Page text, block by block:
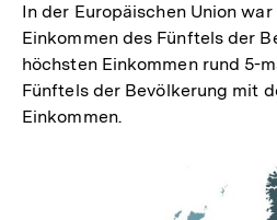
In der Europäischen Union war
Einkommen des Fünftels der
höchsten Einkommen rund 5-
Fünftels der Bevölkerung mit
Einkommen.